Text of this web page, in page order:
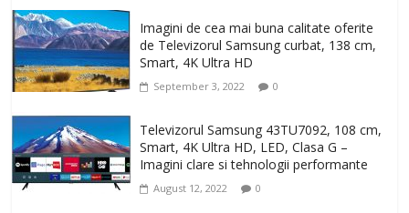
Imagini de cea mai buna calitate oferite
de Televizorul Samsung curbat, 138 cm,
Smart, 4K Ultra HD
September 3, 2022 0
Televizorul Samsung 43TU7092, 108 cm,
Smart, 4K Ultra HD, LED, Clasa G –
Imagini clare si tehnologii performante
August 12, 2022 0